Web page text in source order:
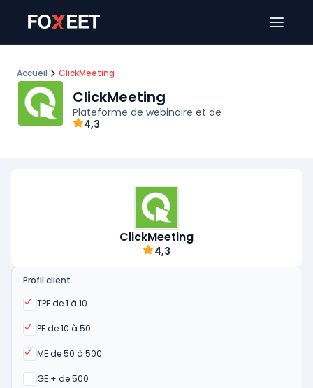
Accueil ClickMeeting
ClickMeeting
Plateforme de webinaire et de
4,3
ClickMeeting
4,3
Profil client
TPE de 1 à 10
Oui
PE de 10 à 50
Oui
ME de 50 à 500
Oui
GE + de 500
Oui